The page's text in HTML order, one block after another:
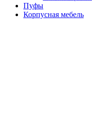
Пуфы
Корпусная мебель